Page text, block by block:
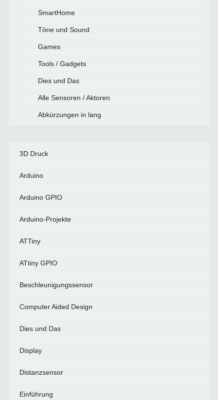
SmartHome
Töne und Sound
Games
Tools / Gadgets
Dies und Das
Alle Sensoren / Aktoren
Abkürzungen in lang
3D Druck
Arduino
Arduino GPIO
Arduino-Projekte
ATTiny
ATtiny GPIO
Beschleunigungssensor
Computer Aided Design
Dies und Das
Display
Distanzsensor
Einführung